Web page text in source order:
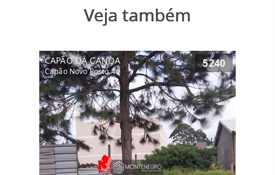
Veja também
CAPÃO DA CANOA
Capão Novo Posto 4
5240